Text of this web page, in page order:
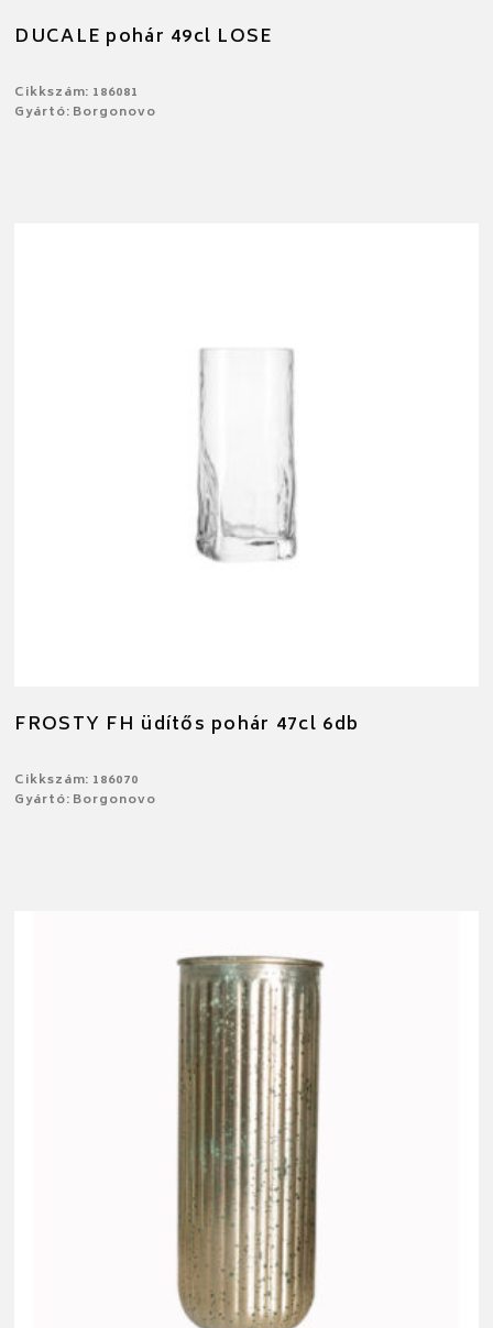
DUCALE pohár 49cl LOSE
Cikkszám: 186081
Gyártó: Borgonovo
FROSTY FH üdítős pohár 47cl 6db
Cikkszám: 186070
Gyártó: Borgonovo